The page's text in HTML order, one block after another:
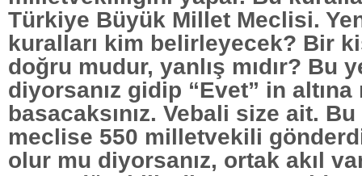
Türkiye Büyük Millet Meclisi.
kuralları kim belirleyecek? Bir
doğru mudur, yanlış mıdır? Bu
diyorsanız gidip “Evet” in
basacaksınız. Vebali size ait. Bu
meclise 550 milletvekili
olur mu diyorsanız, ortak akıl